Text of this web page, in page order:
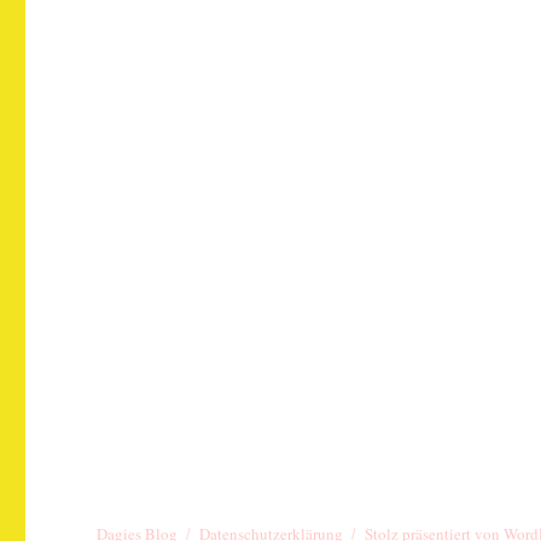
Dagies Blog Datenschutzerklärung Stolz präsentiert von